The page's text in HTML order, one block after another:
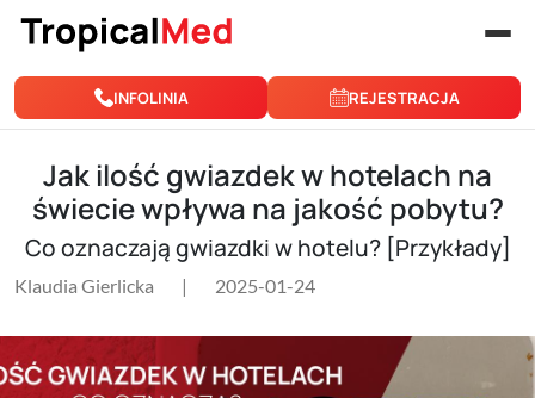
Przejdź do treści
INFOLINIA REJESTRACJA
Jak ilość gwiazdek w hotelach na
świecie wpływa na jakość pobytu?
Co oznaczają gwiazdki w hotelu? [Przykłady]
Klaudia Gierlicka | 2025-01-24